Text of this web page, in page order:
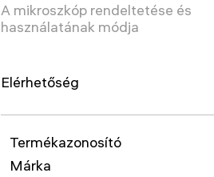
A mikroszkóp rendeltetése és
használatának módja
Elérhetőség
Termékazonosító
Márka